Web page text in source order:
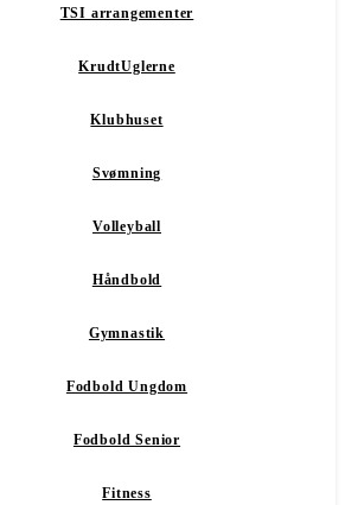
TSI arrangementer
KrudtUglerne
Klubhuset
Svømning
Volleyball
Håndbold
Gymnastik
Fodbold Ungdom
Fodbold Senior
Fitness